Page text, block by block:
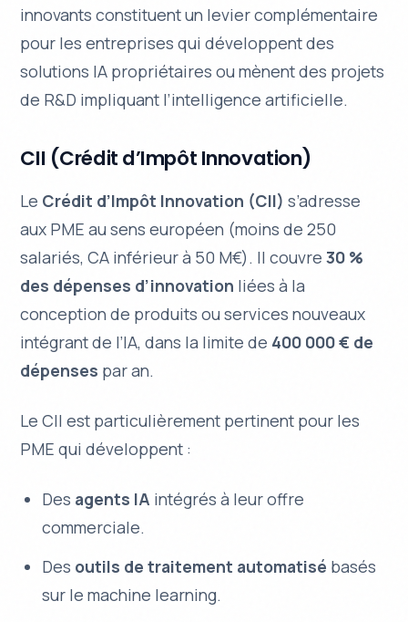
innovants constituent un levier complémentaire
pour les entreprises qui développent des
solutions IA propriétaires ou mènent des projets
de R&D impliquant l’intelligence artificielle.
CII (Crédit d’Impôt Innovation)
Le Crédit d’Impôt Innovation (CII) s’adresse
aux PME au sens européen (moins de 250
salariés, CA inférieur à 50 M€). Il couvre30 %
des dépenses d’innovation liées à la
conception de produits ou services nouveaux
intégrant de l’IA, dans la limite de 400 000 € de
dépenses par an.
Le CII est particulièrement pertinent pour les
PME qui développent :
Des agents IA intégrés à leur offre
commerciale.
Des outils de traitement automatisé basés
sur le machine learning.